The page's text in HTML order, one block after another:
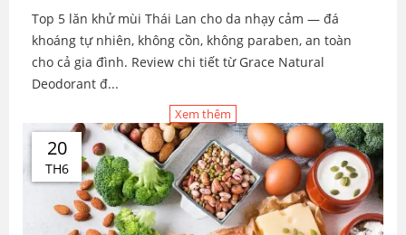
Top 5 lăn khử mùi Thái Lan cho da nhạy cảm — đá
khoáng tự nhiên, không cồn, không paraben, an toàn
cho cả gia đình. Review chi tiết từ Grace Natural
Deodorant đ...
Xem thêm
20
TH6